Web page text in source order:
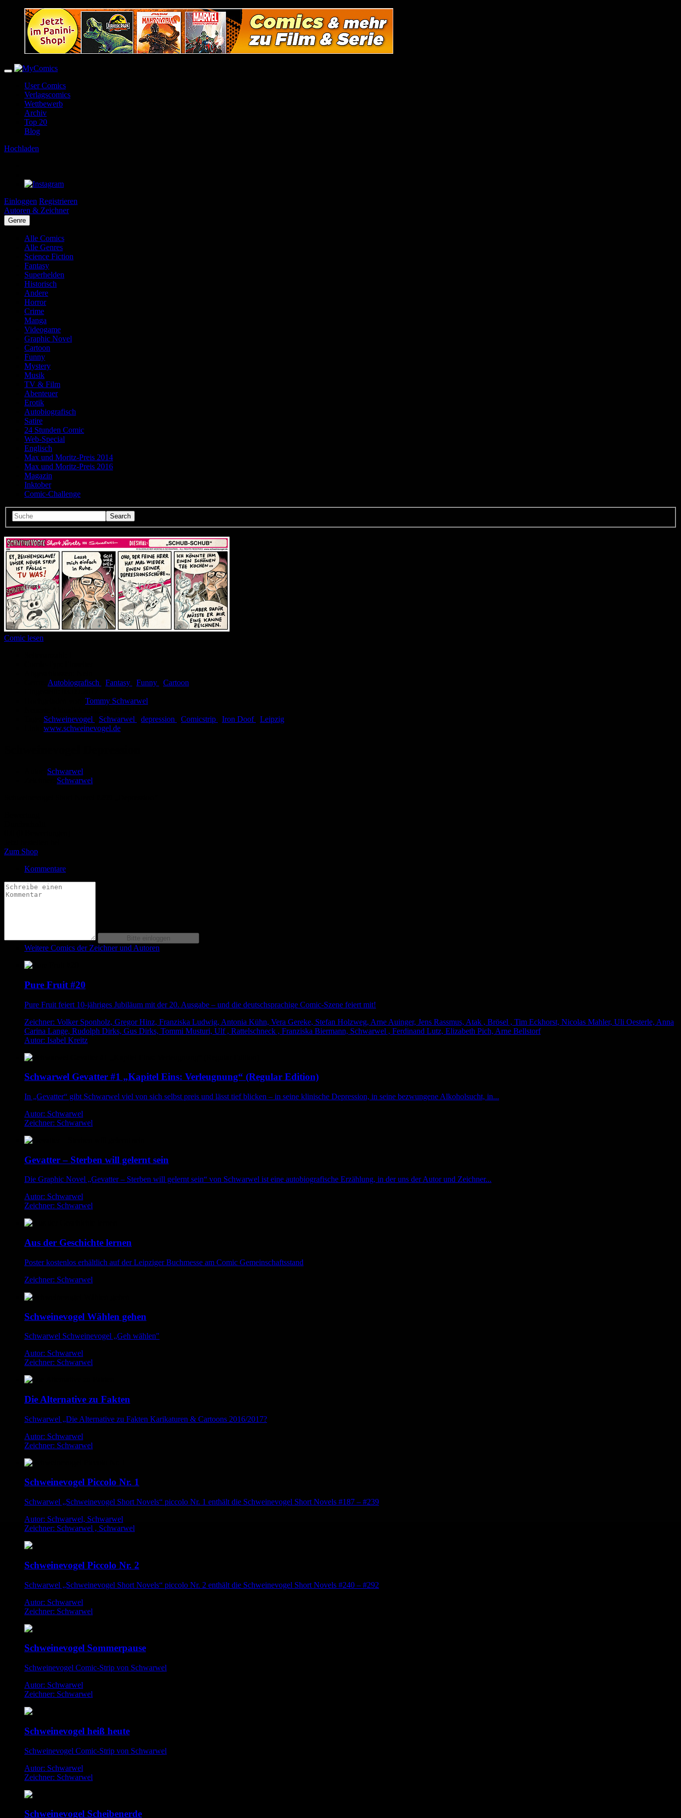
User Comics
Verlagscomics
Wettbewerb
Archiv
Top 20
Blog
Hochladen
Einloggen Registrieren
Autoren & Zeichner
Genre
Alle Comics
Alle Genres
Science Fiction
Fantasy
Superhelden
Historisch
Andere
Horror
Crime
Manga
Videogame
Graphic Novel
Cartoon
Funny
Mystery
Musik
TV & Film
Abenteuer
Erotik
Autobiografisch
Satire
24 Stunden Comic
Web-Special
Englisch
Max und Moritz-Preis 2014
Max und Moritz-Preis 2016
Magazin
Inktober
Comic-Challenge
Comic lesen
Autobiografisch Fantasy Funny
Cartoon
Tommy Schwarwel
Schweinevogel Schwarwel depression Comicstrip Iron Doof
Leipzig
www.schweinevogel.de
Schwarwel
Schwarwel
Zum Shop
Kommentare
Weitere Comics der Zeichner und Autoren
Pure Fruit #20
Pure Fruit feiert 10-jähriges Jubiläum mit der 20. Ausgabe – und die deutschsprachige Comic-Szene feiert mit!
Zeichner: Volker Sponholz, Gregor Hinz, Franziska Ludwig, Antonia Kühn, Vera Gereke, Stefan Holzweg, Arne Auinger, Jens Rassmus, Atak , Brösel , Tim Eckhorst, Nicolas Mahler, Uli Oesterle, Anna
Carina Lange, Rudolph Dirks, Gus Dirks, Tommi Musturi, Ulf , Rattelschneck , Franziska Biermann, Schwarwel , Ferdinand Lutz, Elizabeth Pich, Arne Bellstorf
Autor: Isabel Kreitz
Schwarwel Gevatter #1 „Kapitel Eins: Verleugnung“ (Regular Edition)
In „Gevatter“ gibt Schwarwel viel von sich selbst preis und lässt tief blicken – in seine klinische Depression, in seine bezwungene Alkoholsucht, in...
Autor: Schwarwel
Zeichner: Schwarwel
Gevatter – Sterben will gelernt sein
Die Graphic Novel „Gevatter – Sterben will gelernt sein“ von Schwarwel ist eine autobiografische Erzählung, in der uns der Autor und Zeichner...
Autor: Schwarwel
Zeichner: Schwarwel
Aus der Geschichte lernen
Poster kostenlos erhältlich auf der Leipziger Buchmesse am Comic Gemeinschaftsstand
Zeichner: Schwarwel
Schweinevogel Wählen gehen
Schwarwel Schweinevogel „Geh wählen"
Autor: Schwarwel
Zeichner: Schwarwel
Die Alternative zu Fakten
Schwarwel „Die Alternative zu Fakten Karikaturen & Cartoons 2016/2017?
Autor: Schwarwel
Zeichner: Schwarwel
Schweinevogel Piccolo Nr. 1
Schwarwel „Schweinevogel Short Novels“ piccolo Nr. 1 enthält die Schweinevogel Short Novels #187 – #239
Autor: Schwarwel, Schwarwel
Zeichner: Schwarwel , Schwarwel
Schweinevogel Piccolo Nr. 2
Schwarwel „Schweinevogel Short Novels“ piccolo Nr. 2 enthält die Schweinevogel Short Novels #240 – #292
Autor: Schwarwel
Zeichner: Schwarwel
Schweinevogel Sommerpause
Schweinevogel Comic-Strip von Schwarwel
Autor: Schwarwel
Zeichner: Schwarwel
Schweinevogel heiß heute
Schweinevogel Comic-Strip von Schwarwel
Autor: Schwarwel
Zeichner: Schwarwel
Schweinevogel Scheibenerde